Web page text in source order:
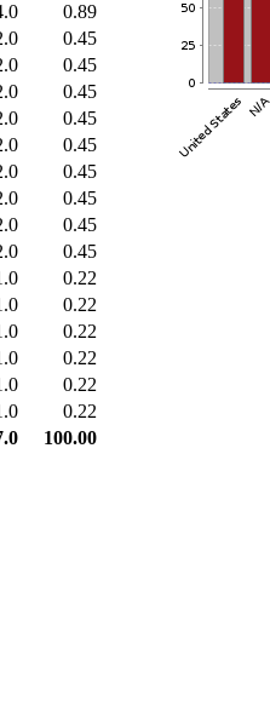
0.89
0.45
0.45
0.45
0.45
0.45
0.45
0.45
0.45
0.45
0.22
0.22
0.22
0.22
0.22
0.22
100.00